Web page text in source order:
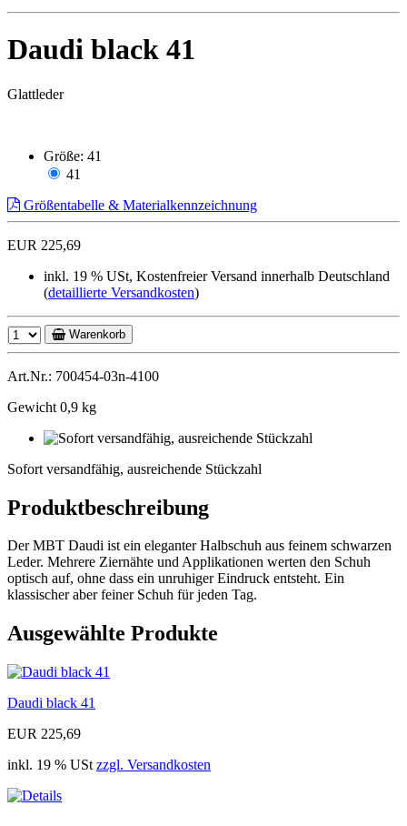
Daudi black 41
Glattleder
Größe: 41
41
Größentabelle & Materialkennzeichnung
EUR 225,69
inkl. 19 % USt, Kostenfreier Versand innerhalb Deutschland
(detaillierte Versandkosten)
Warenkorb
Art.Nr.: 700454-03n-4100
Gewicht 0,9 kg
Sofort versandfähig, ausreichende Stückzahl
Produktbeschreibung
Der MBT Daudi ist ein eleganter Halbschuh aus feinem schwarzen
Leder. Mehrere Ziernähte und Applikationen werten den Schuh
optisch auf, ohne dass ein unruhiger Eindruck entsteht. Ein
klassischer aber feiner Schuh für jeden Tag.
Ausgewählte Produkte
Daudi black 41
EUR 225,69
inkl. 19 % USt zzgl. Versandkosten